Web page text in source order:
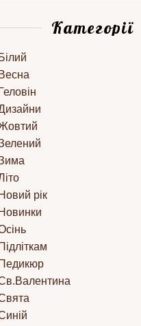
Категорії
Білий
Весна
Геловін
Новий рік
Новинки
Підліткам
Педикюр